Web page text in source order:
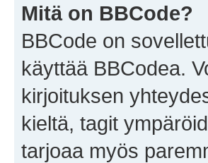
Mitä on BBCode?
BBCode on
käyttää BBCodea.
kirjoituksen
kieltä, tagit
tarjoaa myös